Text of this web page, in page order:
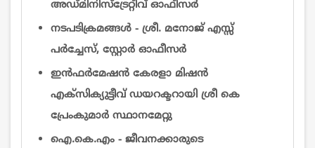
അഡ്മിനിസ്ട്രേറ്റീവ് ഓഫീസര്‍
നടപടിക്രമങ്ങൾ - ശ്രീ. മനോജ് എസ്സ്
പർച്ചേസ്, സ്റ്റോർ ഓഫീസര്‍
ഇന്‍ഫര്‍മേഷന്‍ കേരളാ മിഷന്‍
എക്സിക്യുട്ടീവ്‌ ഡയറക്ടറായി ശ്രീ കെ
പ്രേംകുമാര്‍ സ്ഥാനമേറ്റു
ഐ.കെ.എം - ജീവനക്കാരുടെ